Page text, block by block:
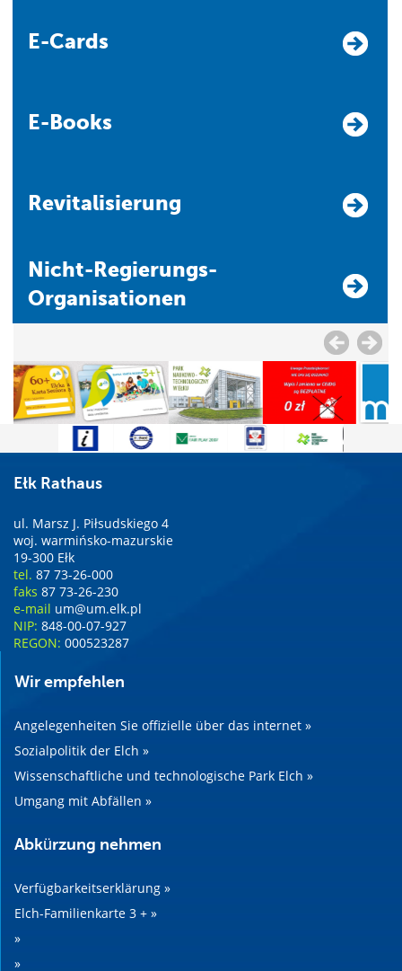
E-Cards
E-Books
Revitalisierung
Nicht-Regierungs-
Organisationen
Ełk Rathaus
ul. Marsz J. Piłsudskiego 4
woj. warmińsko-mazurskie
19-300 Ełk
tel. 87 73-26-000
faks 87 73-26-230
e-mail um@um.elk.pl
NIP: 848-00-07-927
REGON: 000523287
Wir empfehlen
Angelegenheiten Sie offizielle über das internet »
Sozialpolitik der Elch »
Wissenschaftliche und technologische Park Elch »
Umgang mit Abfällen »
Abkürzung nehmen
Verfügbarkeitserklärung »
Elch-Familienkarte 3 + »
»
»